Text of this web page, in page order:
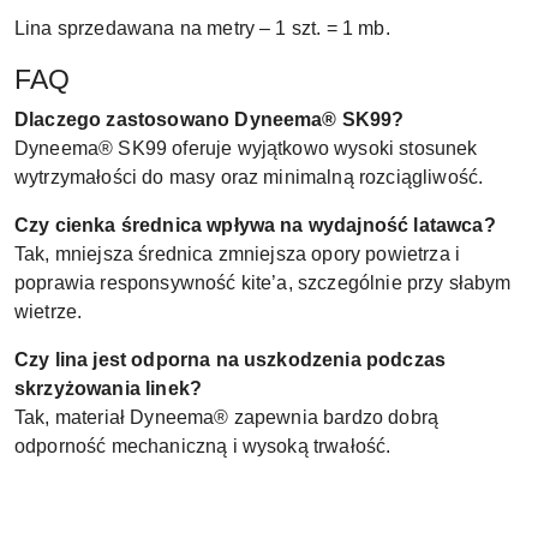
Lina sprzedawana na metry – 1 szt. = 1 mb.
FAQ
Dlaczego zastosowano Dyneema® SK99?
Dyneema® SK99 oferuje wyjątkowo wysoki stosunek
wytrzymałości do masy oraz minimalną rozciągliwość.
Czy cienka średnica wpływa na wydajność latawca?
Tak, mniejsza średnica zmniejsza opory powietrza i
poprawia responsywność kite’a, szczególnie przy słabym
wietrze.
Czy lina jest odporna na uszkodzenia podczas
skrzyżowania linek?
Tak, materiał Dyneema® zapewnia bardzo dobrą
odporność mechaniczną i wysoką trwałość.